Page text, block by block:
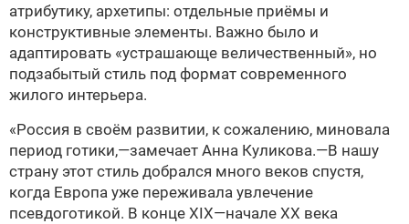
атрибутику, архетипы: отдельные приёмы и
конструктивные элементы. Важно было и
адаптировать «устрашающе величественный», но
подзабытый стиль под формат современного
жилого интерьера.
«Россия в своём развитии, к сожалению, миновала
период готики,—замечает Анна Куликова.—В нашу
страну этот стиль добрался много веков спустя,
когда Европа уже переживала увлечение
псевдоготикой. В конце XIX—начале XX века